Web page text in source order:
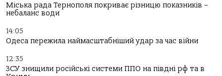
Міська рада Тернополя покриває різницю показників –
небаланс води
14:05
Одеса пережила наймасштабніший удар за час війни
12:35
ЗСУ знищили російські системи ППО на півдні рф та в